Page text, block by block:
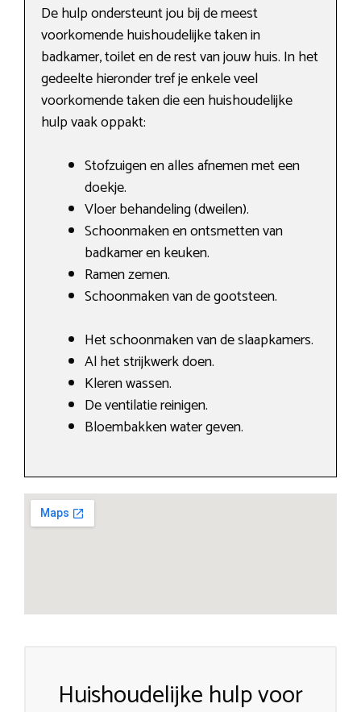
De hulp ondersteunt jou bij de meest
voorkomende huishoudelijke taken in
badkamer, toilet en de rest van jouw huis. In het
gedeelte hieronder tref je enkele veel
voorkomende taken die een huishoudelijke
hulp vaak oppakt:
Stofzuigen en alles afnemen met een
doekje.
Vloer behandeling (dweilen).
Schoonmaken en ontsmetten van
badkamer en keuken.
Ramen zemen.
Schoonmaken van de gootsteen.
Het schoonmaken van de slaapkamers.
Al het strijkwerk doen.
Kleren wassen.
De ventilatie reinigen.
Bloembakken water geven.
Huishoudelijke hulp voor